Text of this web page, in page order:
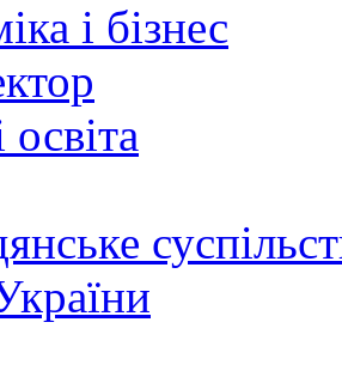
і бізнес